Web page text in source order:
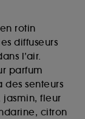
rotin
diffuseurs
l’air.
parfum
des senteurs
jasmin, fleur
citron